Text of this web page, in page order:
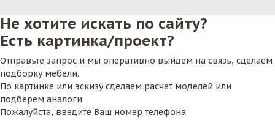
Не хотите искать по сайту?
Есть картинка/проект?
Отправьте запрос и мы оперативно выйдем на связь, сделаем
подборку мебели.
По картинке или эскизу сделаем расчет моделей или
подберем аналоги
Пожалуйста, введите Ваш номер телефона